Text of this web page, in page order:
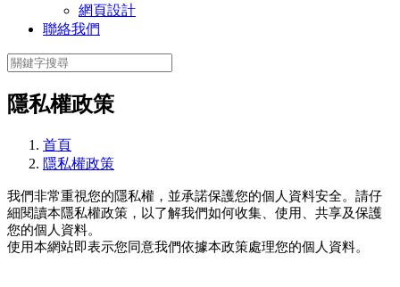
網頁設計
聯絡我們
隱私權政策
首頁
隱私權政策
我們非常重視您的隱私權，並承諾保護您的個人資料安全。請仔
細閱讀本隱私權政策，以了解我們如何收集、使用、共享及保護
您的個人資料。
使用本網站即表示您同意我們依據本政策處理您的個人資料。